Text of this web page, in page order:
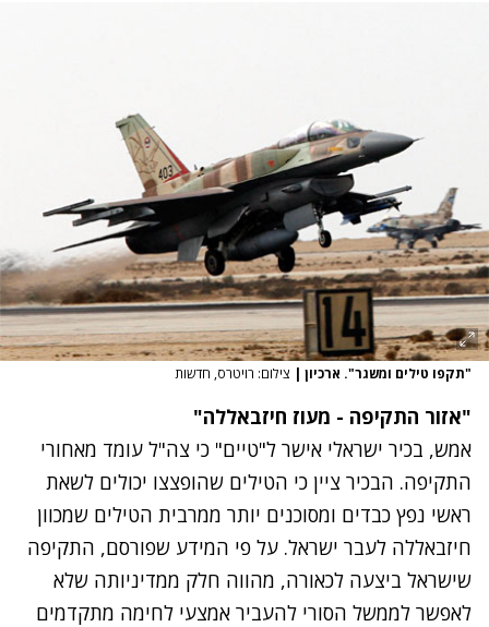
"תקפו טילים ומשגר". ארכיון | צילום: רויטרס, חדשות
"אזור התקיפה - מעוז חיזבאללה"
אמש, בכיר ישראלי אישר ל"טיים" כי צה"ל עומד מאחורי
התקיפה. הבכיר ציין כי הטילים שהופצצו יכולים לשאת
ראשי נפץ כבדים ומסוכנים יותר ממרבית הטילים שמכוון
חיזבאללה לעבר ישראל. על פי המידע שפורסם, התקיפה
שישראל ביצעה לכאורה, מהווה חלק ממדיניותה שלא
לאפשר לממשל הסורי להעביר אמצעי לחימה מתקדמים